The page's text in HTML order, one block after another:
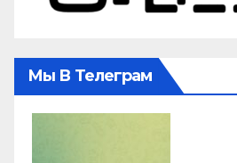
Мы В Телеграм